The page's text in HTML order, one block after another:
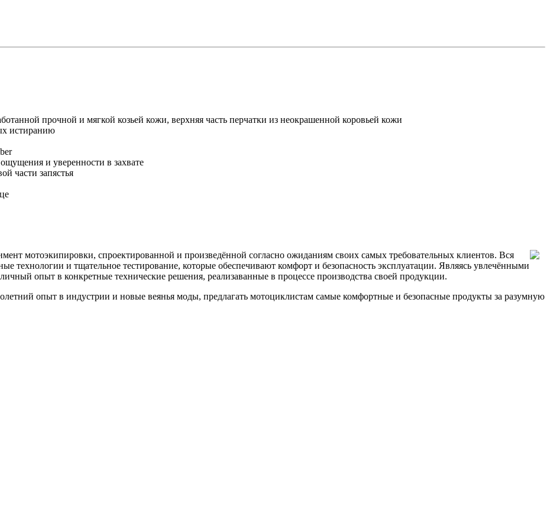
прочной и мягкой козьей кожи, верхняя часть перчатки из неокрашенной коровьей кожи
истиранию
и уверенности в захвате
части запястья
мотоэкипировки, спроектированной и произведённой согласно ожиданиям своих самых требовательных клиентов. Вся
технологии и тщательное тестирование, которые обеспечивают комфорт и безопасность эксплуатации. Являясь увлечёнными
опыт в конкретные технические решения, реализаванные в процессе производства своей продукции.
опыт в индустрии и новые веянья моды, предлагать мотоциклистам самые комфортные и безопасные продукты за разумную